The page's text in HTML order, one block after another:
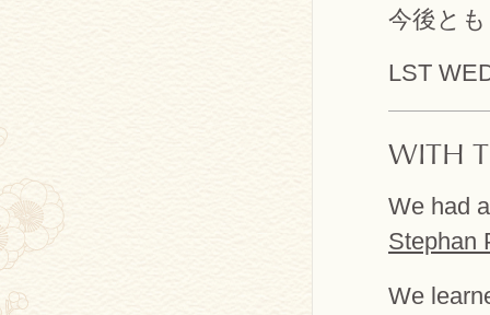
今後と
LST
WITH
We had
Stephan
We